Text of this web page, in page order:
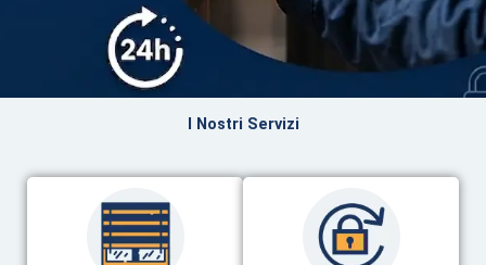
I Nostri Servizi